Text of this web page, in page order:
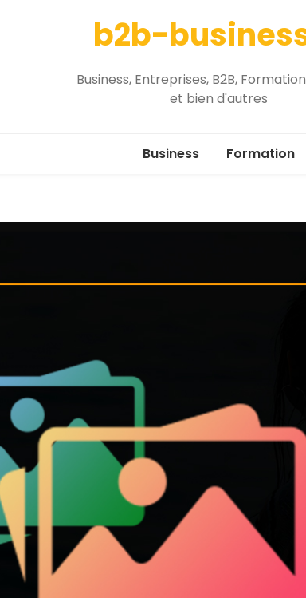
b2b-
Business, Entreprises, B2B,
et bien d'autres
Business Formation